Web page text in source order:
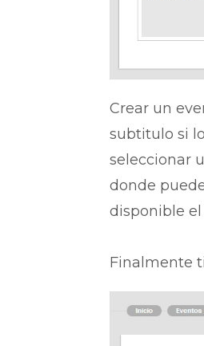
Crear un
subtitulo si
seleccionar
donde
disponible
Finalmente